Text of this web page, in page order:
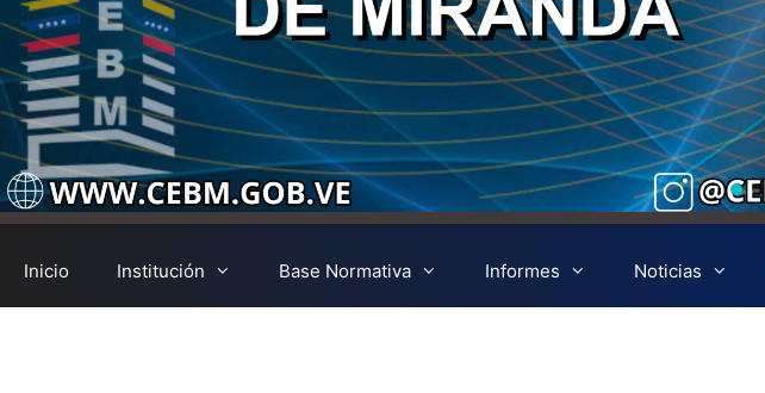
Inicio Institución Base Normativa Informes Noticias